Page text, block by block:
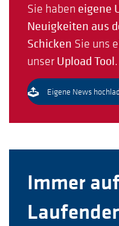
Sie haben eigene
Neuigkeiten aus
Schicken Sie uns
unser Upload Tool.
Eigene News
Immer